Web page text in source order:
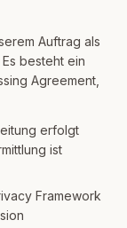
Auftrag als
besteht ein
Agreement,
erfolgt
ist
Framework